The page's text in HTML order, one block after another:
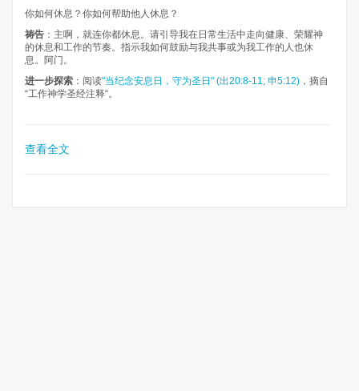
你如何休息？你如何帮助他人休息？
祷告 ：主啊，就连你都休息。请引导我在日常生活中走向健康、荣耀神
的休息和工作的节奏。指示我如何鼓励与我共事或为我工作的人也休
息。阿门。
进一步探索 ：阅读"当纪念安息日，守为圣日" (出20:8-11; 申5:12) ，摘自
“工作神学圣经注释“。
查看全文